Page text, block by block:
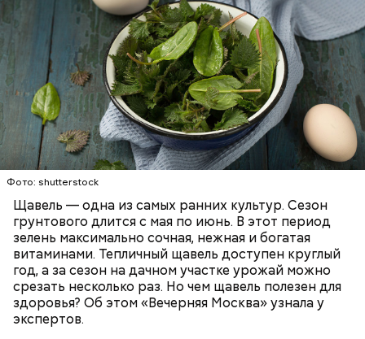
Фото: shutterstock
Щавель — одна из самых ранних культур. Сезон
грунтового длится с мая по июнь. В этот период
зелень максимально сочная, нежная и богатая
витаминами. Тепличный щавель доступен круглый
год, а за сезон на дачном участке урожай можно
срезать несколько раз. Но чем щавель полезен для
здоровья? Об этом «Вечерняя Москва» узнала у
экспертов.
Опасность же щавеля состоит в том, что он
содержит большое количество щавелевой кислоты,
которая может способствовать образованию
ЗДОРОВЬЕ ВРАЧИ
РАСТЕНИЯ
ПРОДУКТЫ